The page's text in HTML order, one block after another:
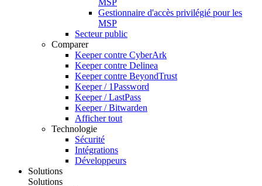
MSP
Gestionnaire d'accès privilégié pour les
MSP
Secteur public
Comparer
Keeper contre CyberArk
Keeper contre Delinea
Keeper contre BeyondTrust
Keeper / 1Password
Keeper / LastPass
Keeper / Bitwarden
Afficher tout
Technologie
Sécurité
Intégrations
Développeurs
Solutions
Solutions